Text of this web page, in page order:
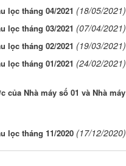
lọc tháng 04/2021 (18/05/2021)
lọc tháng 03/2021 (07/04/2021)
lọc tháng 02/2021 (19/03/2021)
lọc tháng 01/2021 (24/02/2021)
của Nhà máy số 01 và Nhà
lọc tháng 11/2020 (17/12/2020)